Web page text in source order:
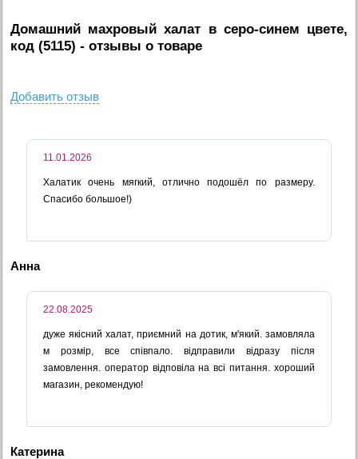
Домашний махровый халат в серо-синем цвете,
код (5115) - отзывы о товаре
Добавить отзыв
11.01.2026
Халатик очень мягкий, отлично подошёл по размеру.
Спасибо большое!)
Анна
22.08.2025
дуже якісний халат, приємний на дотик, м'який. замовляла
м розмір, все співпало. відправили відразу після
замовлення. оператор відповіла на всі питання. хороший
магазин, рекомендую!
Катерина